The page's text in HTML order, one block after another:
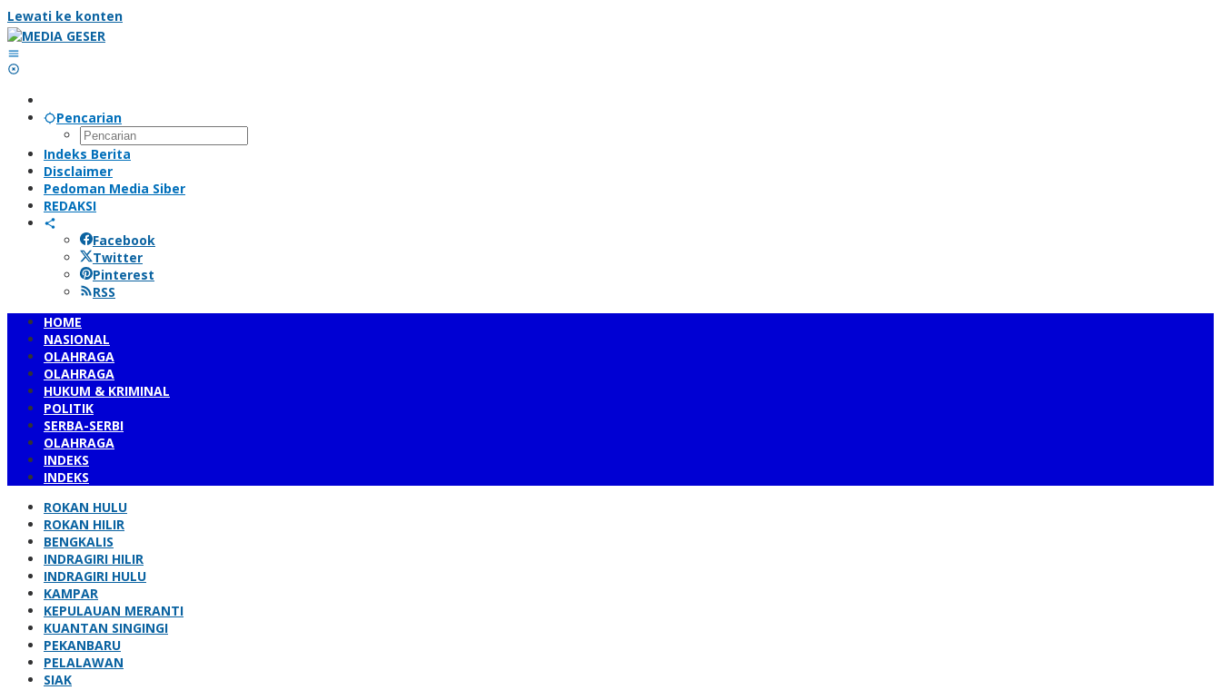
Lewati ke konten
Pencarian
Indeks Berita
Disclaimer
Pedoman Media Siber
REDAKSI
Facebook
Twitter
Pinterest
RSS
HOME
NASIONAL
OLAHRAGA
OLAHRAGA
HUKUM & KRIMINAL
POLITIK
SERBA-SERBI
OLAHRAGA
INDEKS
INDEKS
ROKAN HULU
ROKAN HILIR
BENGKALIS
INDRAGIRI HILIR
INDRAGIRI HULU
KAMPAR
KEPULAUAN MERANTI
KUANTAN SINGINGI
PEKANBARU
PELALAWAN
SIAK